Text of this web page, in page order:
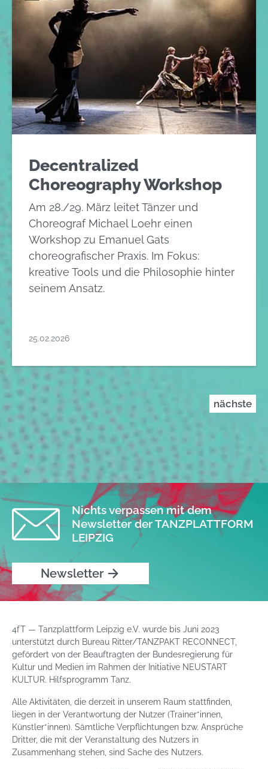
Decentralized
Choreography Workshop
Am 28./29. März leitet Tänzer und
Choreograf Michael Loehr einen
Workshop zu Emanuel Gats
choreografischer Praxis. Im Fokus:
kreative Tools und die Philosophie hinter
seinem Ansatz.
25.02.2026
nächste
Nichts verpassen mit dem
Newsletter der TANZPLATTFORM
LEIPZIG
Newsletter
4fT — Tanzplattform Leipzig e.V. wurde bis Juni 2023
unterstützt durch Bureau Ritter/TANZPAKT RECONNECT,
gefördert von der Beauftragten der Bundesregierung für
Kultur und Medien im Rahmen der Initiative NEUSTART
KULTUR. Hilfsprogramm Tanz.
Alle Aktivitäten, die derzeit in unserem Raum stattfinden,
liegen in der Verantwortung der Nutzer (Trainer*innen,
Künstler*innen). Sämtliche Verpflichtungen bzw. Ansprüche
Dritter, die mit der Veranstaltung des Nutzers in
Zusammenhang stehen, sind Sache des Nutzers.